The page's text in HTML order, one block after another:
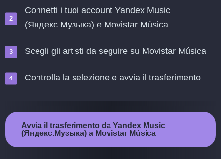
Connetti i tuoi account Yandex Music
(Яндекс.Музыка) e Movistar Música
Scegli gli artisti da seguire su Movistar Música
Controlla la selezione e avvia il trasferimento
Avvia il trasferimento da Yandex Music
(Яндекс.Музыка) a Movistar Música